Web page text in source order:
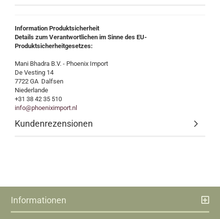
Information Produktsicherheit
Details zum Verantwortlichen im Sinne des EU-
Produktsicherheitgesetzes:
Mani Bhadra B.V. - Phoenix Import
De Vesting 14
7722 GA Dalfsen
Niederlande
+31 38 42 35 510
info@phoeniximport.nl
Kundenrezensionen
Informationen